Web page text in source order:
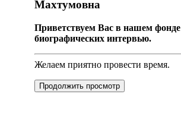
Махтумовна
Приветствуем Вас в нашем фонде
биографических интервью.
Желаем приятно провести время.
Продолжить просмотр